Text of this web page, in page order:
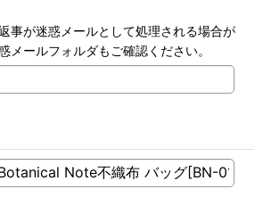
事が迷惑メールとして処理される場合が
メールフォルダもご確認ください。